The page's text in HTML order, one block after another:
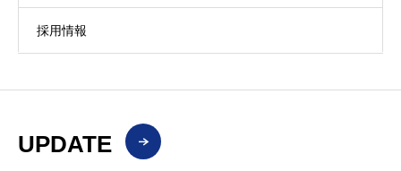
採用情報
UPDATE